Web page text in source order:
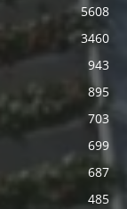
5608
3460
943
895
703
699
687
485